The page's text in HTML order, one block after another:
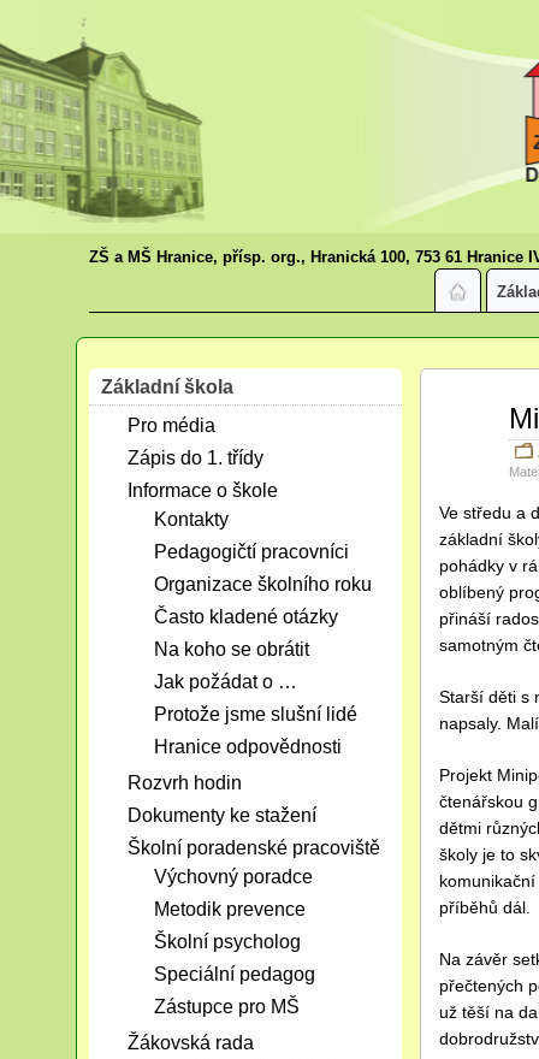
ZŠ a MŠ Hranice, přísp. org., Hranická 100, 753 61 Hranice
Ve středu a
základní
pohádky v
oblíbený
přináší
samotným
Starší děti s
napsaly.
Projekt
čtenářskou
dětmi
školy je to
příběhů dál.
Na závěr
přečtených
už těší na
Základní škola
Pro média
Zápis do 1. třídy
Informace o škole
Kontakty
Pedagogičtí pracovníci
Organizace školního roku
Často kladené otázky
Na koho se obrátit
Jak požádat o …
Protože jsme slušní lidé
Hranice odpovědnosti
Rozvrh hodin
Dokumenty ke stažení
Školní poradenské pracoviště
Výchovný poradce
Metodik prevence
Školní psycholog
Speciální pedagog
Zástupce pro MŠ
Žákovská rada